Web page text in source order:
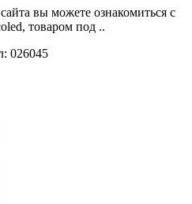
вы можете ознакомиться с
товаром под ..
026045